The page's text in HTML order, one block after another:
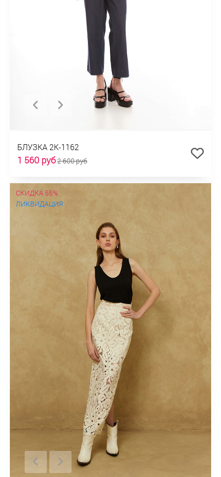
БЛУЗКА 2К-1162
1 560 руб2 600 руб
СКИДКА 55%
ЛИКВИДАЦИЯ